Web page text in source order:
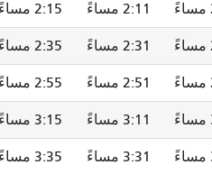
2:11 مساءً 2:15 مساءً
2:31 مساءً 2:35 مساءً
2:51 مساءً 2:55 مساءً
3:11 مساءً 3:15 مساءً
3:31 مساءً 3:35 مساءً